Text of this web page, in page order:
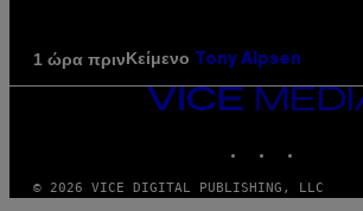
1 ώρα πρινΚείμενο Tony Alpsen
VICE
© 2026 VICE DIGITAL PUBLISHING, LLC